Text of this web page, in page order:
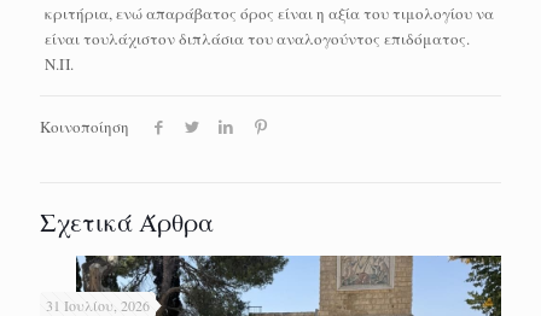
κριτήρια, ενώ απαράβατος όρος είναι η αξία του τιμολογίου να
είναι τουλάχιστον διπλάσια του αναλογούντος επιδόματος.
Ν.Π.
Κοινοποίηση
Σχετικά Άρθρα
31 Ιουλίου, 2026